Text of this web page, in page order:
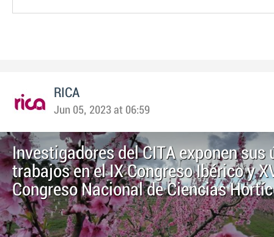
RICA
Jun 05, 2023 at 06:59
Investigadores del CITA exponen sus
trabajos en el IX Congreso Ibérico y
Congreso Nacional de Ciencias